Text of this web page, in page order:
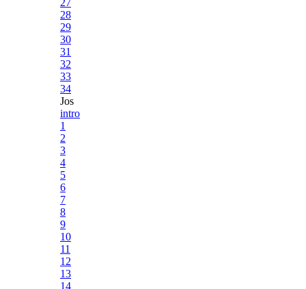
28
29
30
31
32
33
34
Jos
intro
1
2
3
4
5
6
7
8
9
10
11
12
13
14